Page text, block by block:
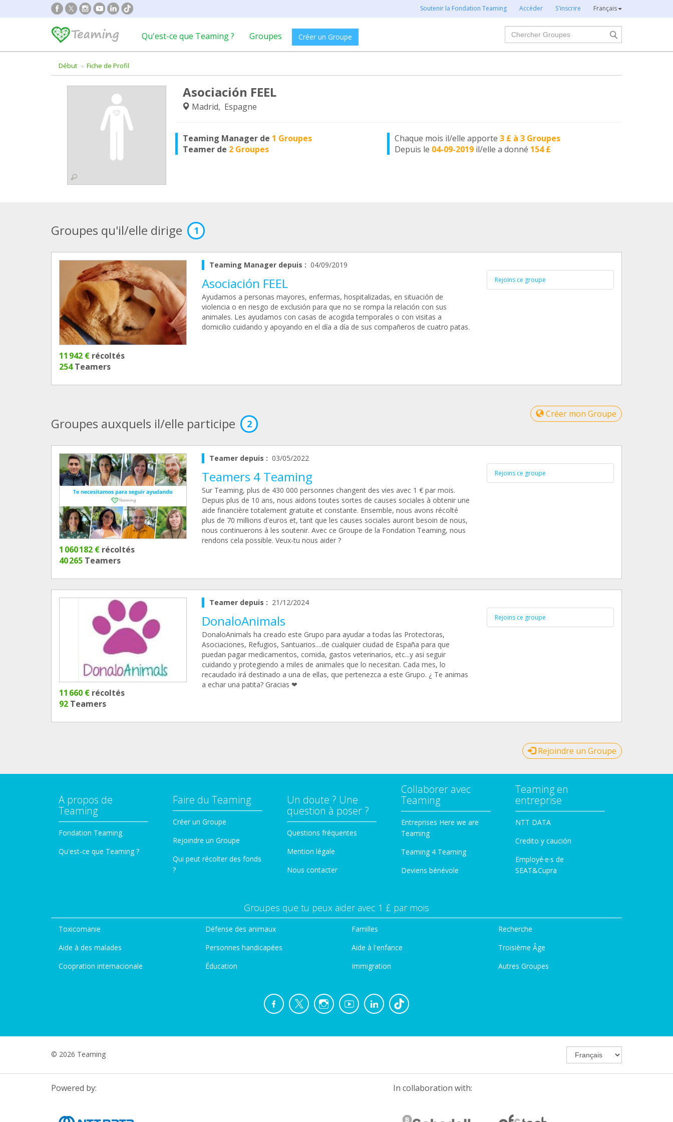
Soutenir la Fondation Teaming Accéder S'inscrire Français
Qu'est-ce que Teaming ? Groupes Créer un Groupe
Chercher
Début Fiche de Profil
Asociación FEEL
Madrid, Espagne
Teaming Manager de 1 Groupes
Teamer de 2 Groupes
Chaque mois il/elle apporte3 £ à 3 Groupes
Depuis le 04-09-2019 il/elle a donné 154 £
Groupes qu'il/elle dirige 1
11 942 € récoltés
254Teamers
Teaming Manager depuis : 04/09/2019
Asociación FEEL
Ayudamos a personas mayores, enfermas, hospitalizadas, en situación de
violencia o en riesgo de exclusión para que no se rompa la relación con sus
animales. Les ayudamos con casas de acogida temporales o con visitas a
domicilio cuidando y apoyando en el día a día de sus compañeros de cuatro patas.
Rejoins ce groupe
Créer mon Groupe
Groupes auxquels il/elle participe 2
1 060 182 € récoltés
40 265 Teamers
Teamer depuis : 03/05/2022
Teamers 4 Teaming
Sur Teaming, plus de 430 000 personnes changent des vies avec 1 € par mois.
Depuis plus de 10 ans, nous aidons toutes sortes de causes sociales à obtenir une
aide financière totalement gratuite et constante. Ensemble, nous avons récolté
plus de 70 millions d'euros et, tant que les causes sociales auront besoin de nous,
nous continuerons à les soutenir. Avec ce Groupe de la Fondation Teaming, nous
rendons cela possible. Veux-tu nous aider ?
Rejoins ce groupe
11 660 € récoltés
92 Teamers
Teamer depuis : 21/12/2024
DonaloAnimals
DonaloAnimals ha creado este Grupo para ayudar a todas las Protectoras,
Asociaciones, Refugios, Santuarios....de cualquier ciudad de España para que
puedan pagar medicamentos, comida, gastos veterinarios, etc...y asi seguir
cuidando y protegiendo a miles de animales que lo necesitan. Cada mes, lo
recaudado irá destinado a una de ellas, que pertenezca a este Grupo. ¿ Te animas
a echar una patita? Gracias ❤
Rejoins ce groupe
Rejoindre un Groupe
A propos de
Teaming
Fondation Teaming
Qu'est-ce que Teaming ?
Faire du Teaming
Créer un Groupe
Rejoindre un Groupe
Qui peut récolter des fonds
?
Un doute ? Une
question à poser ?
Questions fréquentes
Mention légale
Nous contacter
Collaborer avec
Teaming
Entreprises Here we are
Teaming
Teaming 4 Teaming
Deviens bénévole
Teaming en
entreprise
NTT DATA
Credito y caución
Employé·e·s de
SEAT&Cupra
Groupes que tu peux aider avec 1 £ par mois
Toxicomanie
Aide à des malades
Coopration internacionale
Défense des animaux
Personnes handicapées
Éducation
Familles
Aide à l'enfance
Immigration
Recherche
Troisième Âge
Autres Groupes
© 2026 Teaming
Powered by: In collaboration with: